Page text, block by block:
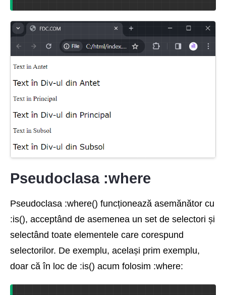
Pseudoclasa :where
Pseudoclasa :where() funcționează asemănător cu
:is(), acceptând de asemenea un set de selectori și
selectând toate elementele care corespund
selectorilor. De exemplu, același prim exemplu,
doar că în loc de :is() acum folosim :where: